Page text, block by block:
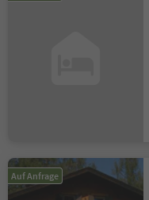
Auf Anfrage